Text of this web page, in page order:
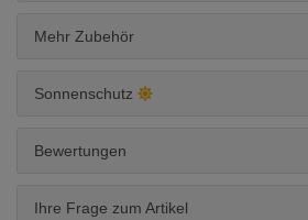
Mehr Zubehör
Sonnenschutz
Bewertungen
Ihre Frage zum Artikel